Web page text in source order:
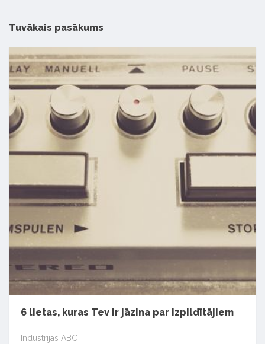
Tuvākais pasākums
6 lietas, kuras Tev ir jāzina par izpildītājiem
Industrijas ABC